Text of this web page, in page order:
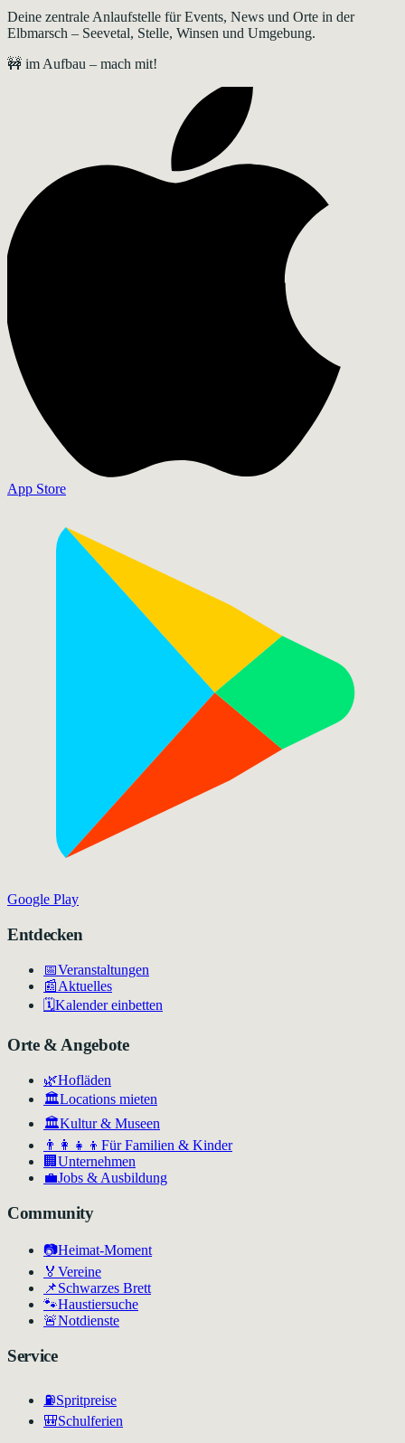
Deine zentrale Anlaufstelle für Events, News und Orte in der
Elbmarsch – Seevetal, Stelle, Winsen und Umgebung.
🚧 im Aufbau – mach mit!
App Store
Google Play
Entdecken
📅Veranstaltungen
📰Aktuelles
🗓️Kalender einbetten
Orte & Angebote
🌿Hofläden
🏛️Locations mieten
🏛Kultur & Museen
👨‍👩‍👧‍👦 Für Familien & Kinder
🏢 Unternehmen
💼Jobs & Ausbildung
Community
📷Heimat-Moment
🏅 Vereine
📌Schwarzes Brett
🐾Haustiersuche
🚨Notdienste
Service
⛽Spritpreise
🎒Schulferien